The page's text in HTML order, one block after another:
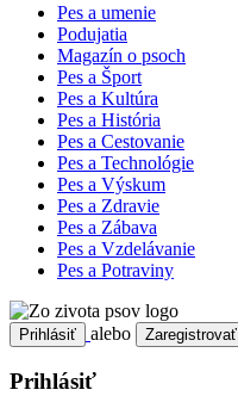
Pes a umenie
Podujatia
Magazín o psoch
Pes a Šport
Pes a Kultúra
Pes a História
Pes a Cestovanie
Pes a Technológie
Pes a Výskum
Pes a Zdravie
Pes a Zábava
Pes a Vzdelávanie
Pes a Potraviny
Prihlásiť alebo Zaregistrovať
Prihlásiť